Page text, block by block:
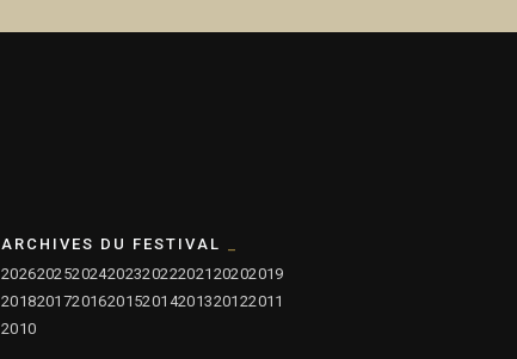
ARCHIVES DU FESTIVAL
202620252024202320222021 20202019
20182017201620152014201320122011
2010